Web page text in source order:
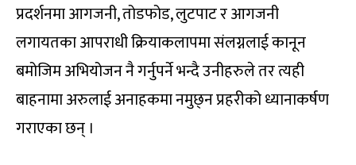
प्रदर्शनमा आगजनी, तोडफोड, लुटपाट र आगजनी
लगायतका आपराधी क्रियाकलापमा संलग्नलाई कानून
बमोजिम अभियोजन नै गर्नुपर्ने भन्दै उनीहरुले तर त्यही
बाहनामा अरुलाई अनाहकमा नमुछ्न प्रहरीको ध्यानाकर्षण
गराएका छन् ।